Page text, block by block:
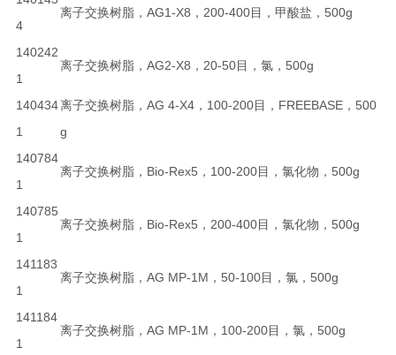
4
离子交换树脂，AG1-X8，200-400目，甲酸盐，500g
140242
1
离子交换树脂，AG2-X8，20-50目，氯，500g
140434
1
离子交换树脂，AG 4-X4，100-200目，FREEBASE，500
g
140784
1
离子交换树脂，Bio-Rex5，100-200目，氯化物，500g
140785
1
离子交换树脂，Bio-Rex5，200-400目，氯化物，500g
141183
1
离子交换树脂，AG MP-1M，50-100目，氯，500g
141184
1
离子交换树脂，AG MP-1M，100-200目，氯，500g